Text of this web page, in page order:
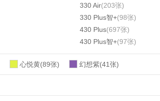
330 Air(203张)
330 Plus智+(98张)
430 Plus(697张)
430 Plus智+(97张)
心悦黄(89张) 幻想紫(41张)